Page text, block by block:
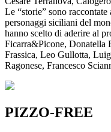
Le “storie” sono
personaggi siciliani del
hanno scelto di aderire al
Ficarra&Picone, Donatella
Frassica, Leo Gullotta,
Ragonese, Francesco
PIZZO-FREE